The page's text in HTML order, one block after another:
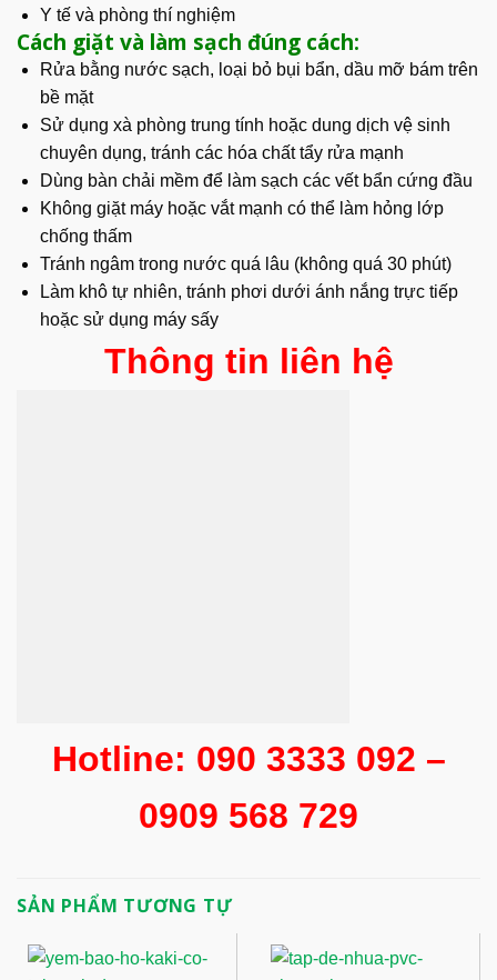
Y tế và phòng thí nghiệm
Cách giặt và làm sạch đúng cách:
Rửa bằng nước sạch, loại bỏ bụi bẩn, dầu mỡ bám trên
bề mặt
Sử dụng xà phòng trung tính hoặc dung dịch vệ sinh
chuyên dụng, tránh các hóa chất tẩy rửa mạnh
Dùng bàn chải mềm để làm sạch các vết bẩn cứng đầu
Không giặt máy hoặc vắt mạnh có thể làm hỏng lớp
chống thấm
Tránh ngâm trong nước quá lâu (không quá 30 phút)
Làm khô tự nhiên, tránh phơi dưới ánh nắng trực tiếp
hoặc sử dụng máy sấy
Thông tin liên hệ
Hotline: 090 3333 092 –
0909 568 729
SẢN PHẨM TƯƠNG TỰ